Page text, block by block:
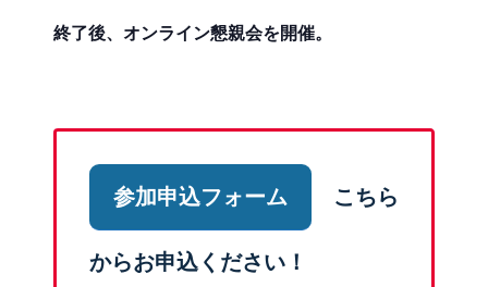
終了後、オンライン懇親会を開催。
参加申込フォーム こちら
からお申込ください！